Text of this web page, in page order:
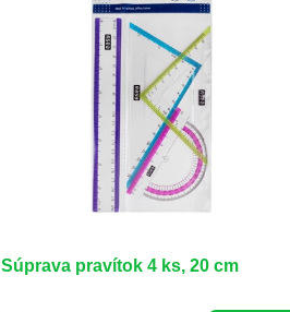
Súprava pravítok 4 ks, 20 cm